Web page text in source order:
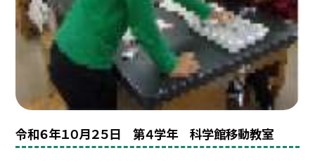
令和６年１０月２５日 第４学年 科学館移動教室